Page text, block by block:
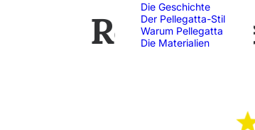
Die Geschichte
Der Pellegatta-Stil
Warum Pellegatta
Die Materialien